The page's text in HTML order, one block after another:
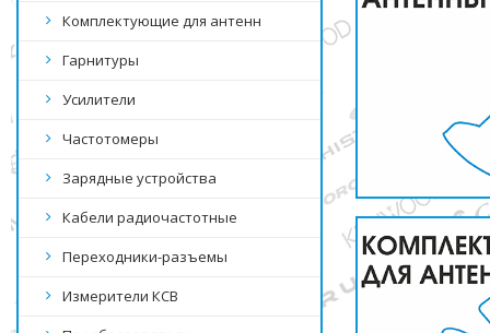
Комплектующие для антенн
Гарнитуры
Усилители
Частотомеры
Зарядные устройства
Кабели радиочастотные
Переходники-разъемы
Измерители КСВ